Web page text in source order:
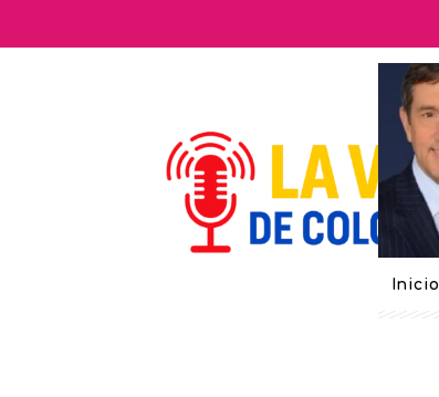
Inicio